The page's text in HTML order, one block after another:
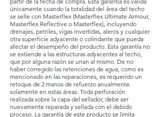
únicamente cuando la totalidad del área del techo
se selle con Masterflex (Masterflex Ultimate Armour,
Masterflex Reflective o Masterflex), incluyendo
drenajes, petriles, vigas invertidas, aleros y cualquier
otra superficie adyacente o colindante que pueda
afectar el desempeño del producto. Esta garantía no
se extiende a las estructuras adyacentes al techo,
que por alguna razón se unan al mismo. De no
haber corregido las retenciones de agua, como es
mencionado en las reparaciones, es requerido un
retoque de 2 manos de refuerzo anualmente
solamente en estas áreas. Toda perforación
realizada sobre la capa del sellador, debe ser
nuevamente reparada y sellada con el debido
proceso. La garantía de este producto se limita